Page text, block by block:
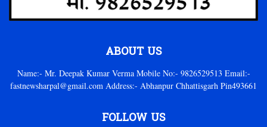
ABOUT US
Name:- Mr. Deepak Kumar Verma Mobile No:- 9826529513 Email:-
fastnewsharpal@gmail.com Address:- Abhanpur Chhattisgarh Pin493661
FOLLOW US